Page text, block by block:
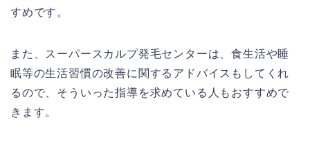
すめです。
また、スーパースカルプ発毛センターは、食生活や睡
眠等の生活習慣の改善に関するアドバイスもしてくれ
るので、そういった指導を求めている人もおすすめで
きます。